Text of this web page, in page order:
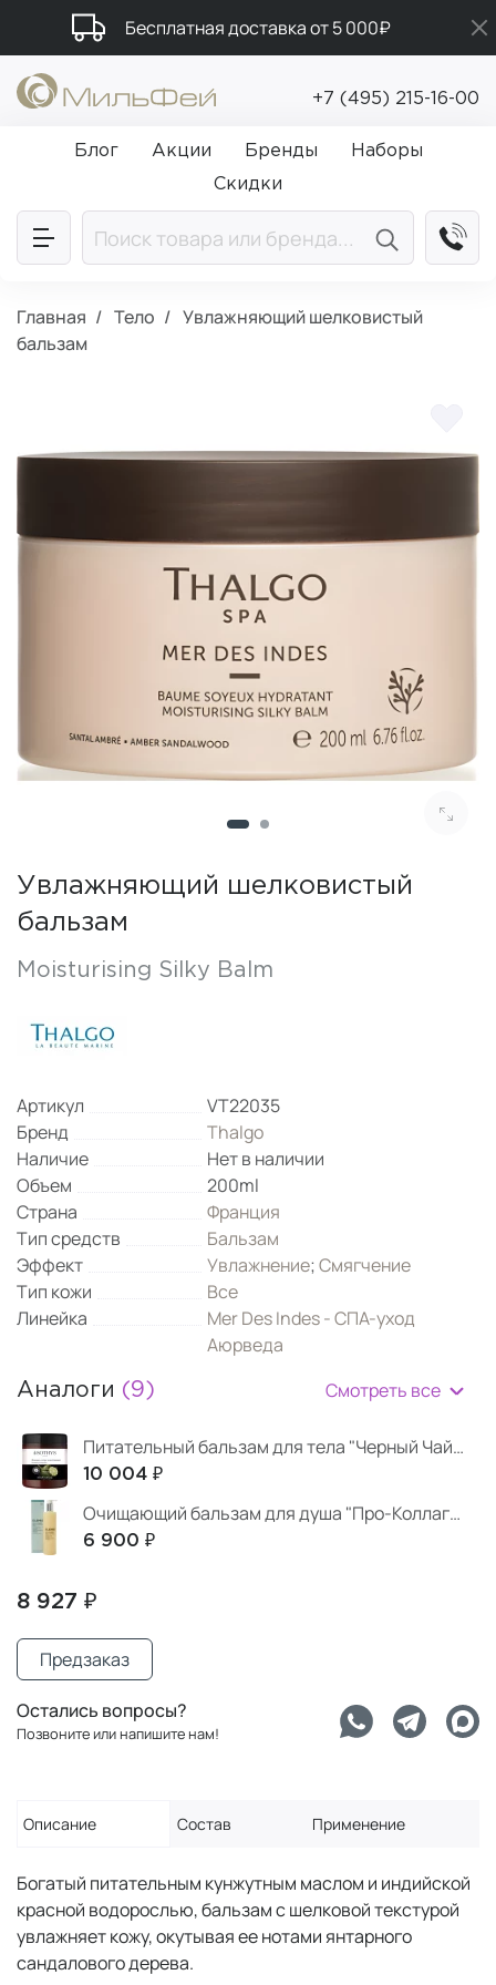
Бесплатная доставка от 5 000₽
Промокод ПРИВЕТ
Подарки в каждый заказ от 5 000₽
+7 (495) 215-16-00
Блог Акции Бренды
Наборы
Скидки
Главная Тело
Увлажняющий шелковистый
бальзам
Увлажняющий шелковистый
бальзам
Moisturising Silky Balm
Артикул
VT22035
Бренд
Thalgo
Наличие
Нет в наличии
Объем
200ml
Страна
Франция
Тип средств
Бальзам
Эффект
Увлажнение;Смягчение
Тип кожи
Все
Линейка
Mer Des Indes - СПА-уход
Аюрведа
Аналоги (9) Смотреть все
Питательный бальзам для тела "Черный Чай-Бергамот"
10 004 ₽
Очищающий бальзам для душа "Про-Коллаген"
6 900 ₽
8 927 ₽
Предзаказ
Остались вопросы?
Позвоните или напишите нам!
Описание Состав Применение
Богатый питательным кунжутным маслом и индийской
красной водорослью, бальзам с шелковой текстурой
увлажняет кожу, окутывая ее нотами янтарного
сандалового дерева.